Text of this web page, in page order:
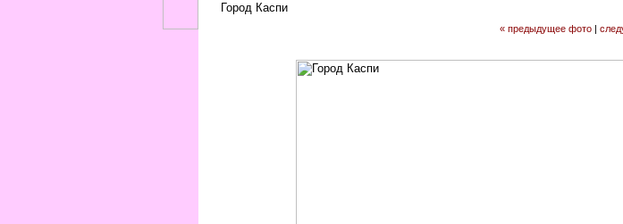
Город Каспи
« предыдущее фото |